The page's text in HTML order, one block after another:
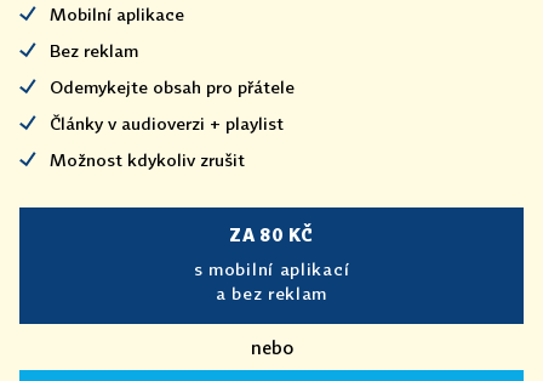
Mobilní aplikace
Bez reklam
Odemykejte obsah pro přátele
Články v audioverzi + playlist
Možnost kdykoliv zrušit
ZA 80 KČ
s mobilní aplikací
a bez reklam
nebo